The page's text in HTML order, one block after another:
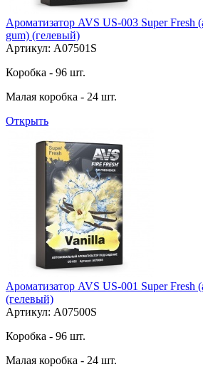
Ароматизатор AVS US-003 Super Fresh
gum) (гелевый)
Артикул: A07501S
Коробка - 96 шт.
Малая коробка - 24 шт.
Открыть
Ароматизатор AVS US-001 Super Fresh
(гелевый)
Артикул: A07500S
Коробка - 96 шт.
Малая коробка - 24 шт.